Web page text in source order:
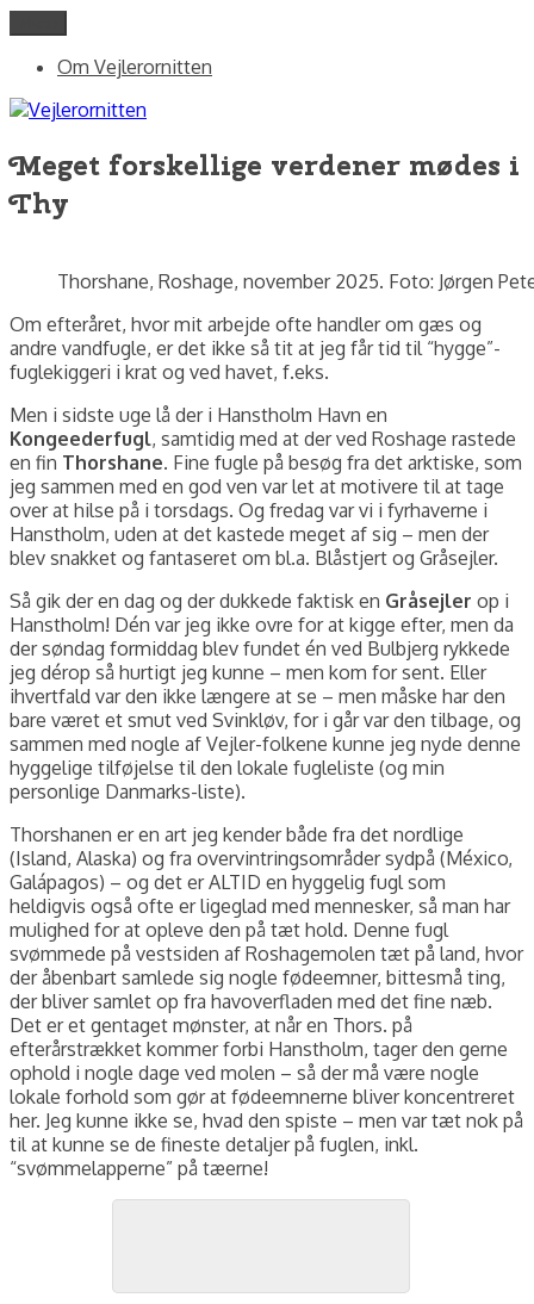
indhold
Vejlerornitten
fotos og skriblerier af Jørgen Peter Kjeldsen/ornit.dk
Om Vejlerornitten
Meget forskellige verdener mødes i
Thy
Thorshane, Roshage, november 2025. Foto: Jørgen
Om efteråret, hvor mit arbejde ofte handler om gæs og
andre vandfugle, er det ikke så tit at jeg får tid til “hygge”-
fuglekiggeri i krat og ved havet, f.eks.
Men i sidste uge lå der i Hanstholm Havn en
Kongeederfugl, samtidig med at der ved Roshage rastede
en fin Thorshane. Fine fugle på besøg fra det arktiske, som
jeg sammen med en god ven var let at motivere til at tage
over at hilse på i torsdags. Og fredag var vi i fyrhaverne i
Hanstholm, uden at det kastede meget af sig – men der
blev snakket og fantaseret om bl.a. Blåstjert og Gråsejler.
Så gik der en dag og der dukkede faktisk en Gråsejler op i
Hanstholm! Dén var jeg ikke ovre for at kigge efter, men da
der søndag formiddag blev fundet én ved Bulbjerg rykkede
jeg dérop så hurtigt jeg kunne – men kom for sent. Eller
ihvertfald var den ikke længere at se – men måske har den
bare været et smut ved Svinkløv, for i går var den tilbage, og
sammen med nogle af Vejler-folkene kunne jeg nyde denne
hyggelige tilføjelse til den lokale fugleliste (og min
personlige Danmarks-liste).
Thorshanen er en art jeg kender både fra det nordlige
(Island, Alaska) og fra overvintringsområder sydpå (México,
Galápagos) – og det er ALTID en hyggelig fugl som
heldigvis også ofte er ligeglad med mennesker, så man har
mulighed for at opleve den på tæt hold. Denne fugl
svømmede på vestsiden af Roshagemolen tæt på land, hvor
der åbenbart samlede sig nogle fødeemner, bittesmå ting,
der bliver samlet op fra havoverfladen med det fine næb.
Det er et gentaget mønster, at når en Thors. på
efterårstrækket kommer forbi Hanstholm, tager den gerne
ophold i nogle dage ved molen – så der må være nogle
lokale forhold som gør at fødeemnerne bliver koncentreret
her. Jeg kunne ikke se, hvad den spiste – men var tæt nok på
til at kunne se de fineste detaljer på fuglen, inkl.
“svømmelapperne” på tæerne!